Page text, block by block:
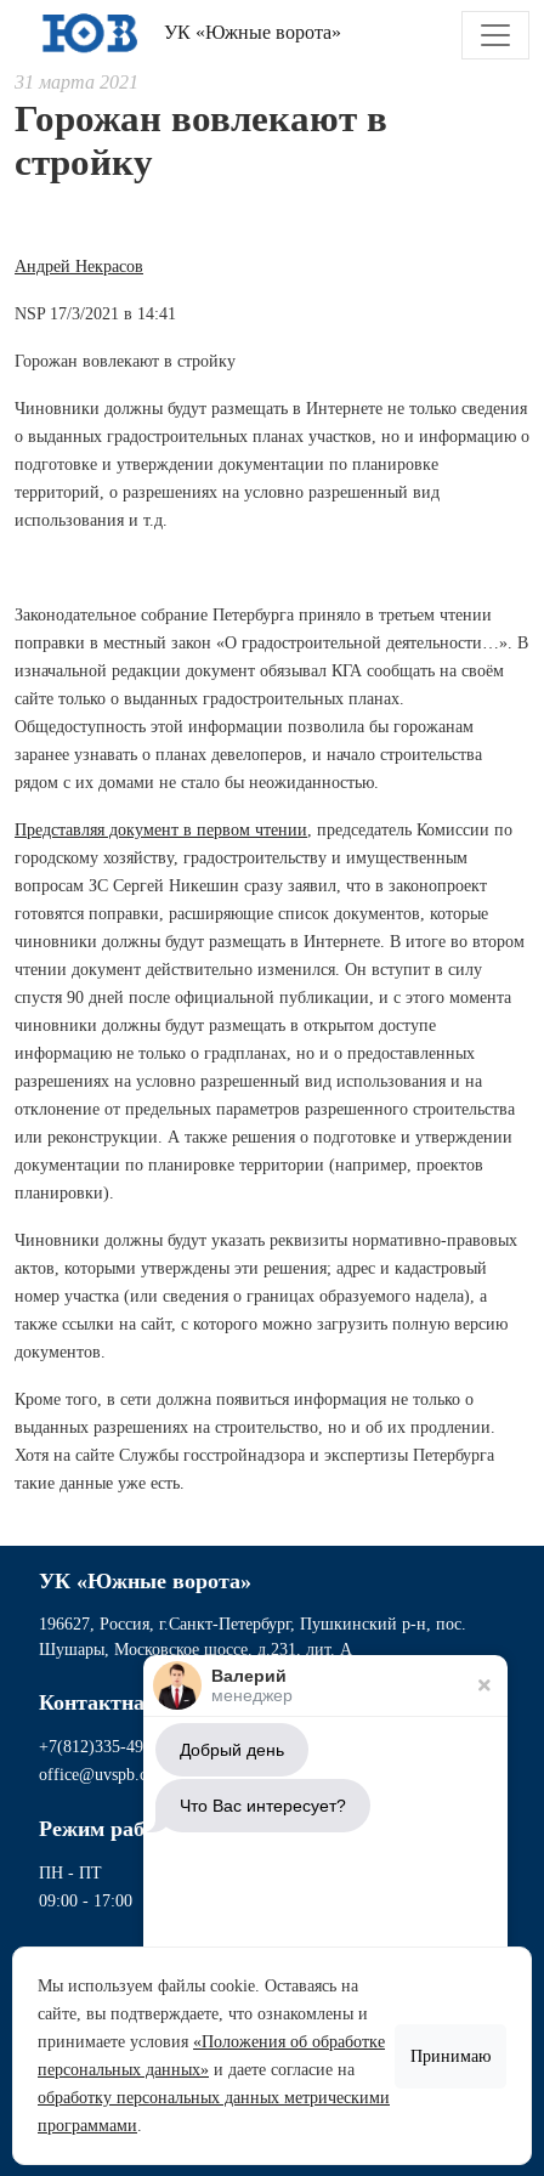
УК «Южные ворота»
31 марта 2021
Горожан вовлекают в
стройку
Андрей Некрасов
NSP 17/3/2021 в 14:41
Горожан вовлекают в стройку
Чиновники должны будут размещать в Интернете не только сведения
о выданных градостроительных планах участков, но и информацию о
подготовке и утверждении документации по планировке
территорий, о разрешениях на условно разрешенный вид
использования и т.д.
Законодательное собрание Петербурга приняло в третьем чтении
поправки в местный закон «О градостроительной деятельности…». В
изначальной редакции документ обязывал КГА сообщать на своём
сайте только о выданных градостроительных планах.
Общедоступность этой информации позволила бы горожанам
заранее узнавать о планах девелоперов, и начало строительства
рядом с их домами не стало бы неожиданностью.
Представляя документ в первом чтении, председатель Комиссии по
городскому хозяйству, градостроительству и имущественным
вопросам ЗС Сергей Никешин сразу заявил, что в законопроект
готовятся поправки, расширяющие список документов, которые
чиновники должны будут размещать в Интернете. В итоге во втором
чтении документ действительно изменился. Он вступит в силу
спустя 90 дней после официальной публикации, и с этого момента
чиновники должны будут размещать в открытом доступе
информацию не только о градпланах, но и о предоставленных
разрешениях на условно разрешенный вид использования и на
отклонение от предельных параметров разрешенного строительства
или реконструкции. А также решения о подготовке и утверждении
документации по планировке территории (например, проектов
планировки).
Чиновники должны будут указать реквизиты нормативно-правовых
актов, которыми утверждены эти решения; адрес и кадастровый
номер участка (или сведения о границах образуемого надела), а
также ссылки на сайт, с которого можно загрузить полную версию
документов.
Кроме того, в сети должна появиться информация не только о
выданных разрешениях на строительство, но и об их продлении.
Хотя на сайте Службы госстройнадзора и экспертизы Петербурга
такие данные уже есть.
УК «Южные ворота»
196627, Россия, г.Санкт-Петербург, Пушкинский р-н, пос.
Шушары, Московское шоссе, д.231, лит. А
Контактная информация
+7(812)335-49-56
office@uvspb.com
Режим работы
ПН - ПТ
09:00 - 17:00
Политика обработки персональных данных
Согласие на обработку данных метрическими программами
Согласие на обработку персональных данных
Сводная ведомость проведения СОУТ
Перечень рекомендуемых мероприятий по улучшению
условий труда
Валерий
менеджер
Добрый день
Что Вас интересует?
Аренда участков
Продажа участков
Задать вопрос
Мы используем файлы cookie. Оставаясь на
сайте, вы подтверждаете, что ознакомлены и
принимаете условия «Положения об обработке
персональных данных» и даете согласие на
обработку персональных данных метрическими
программами.
Принимаю